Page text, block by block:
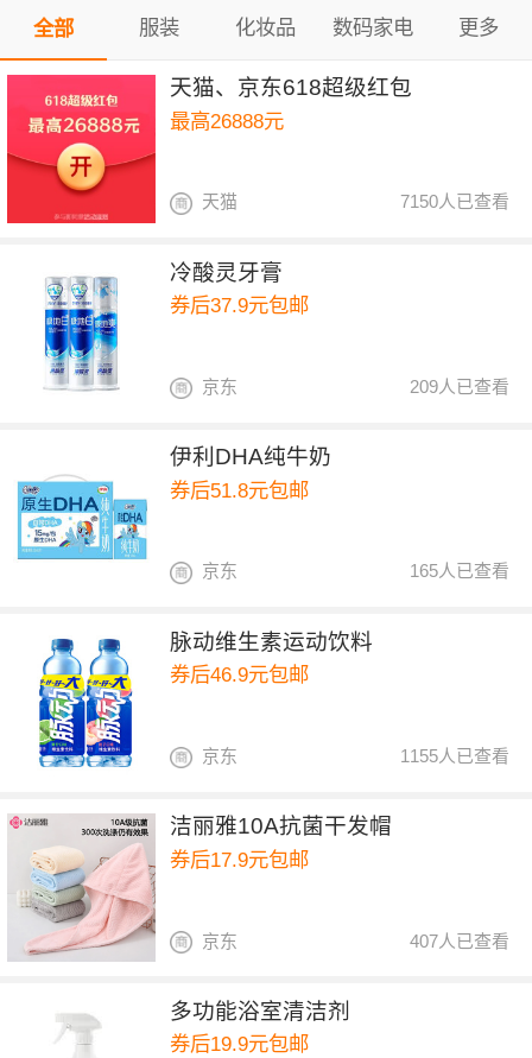
全部 服装 化妆品 数码家电 更多
天猫、京东618超级红包
最高26888元
7150人已查看
天猫
冷酸灵牙膏
券后37.9元包邮
209人已查看
京东
伊利DHA纯牛奶
券后51.8元包邮
165人已查看
京东
脉动维生素运动饮料
券后46.9元包邮
1155人已查看
京东
洁丽雅10A抗菌干发帽
券后17.9元包邮
407人已查看
京东
多功能浴室清洁剂
券后19.9元包邮